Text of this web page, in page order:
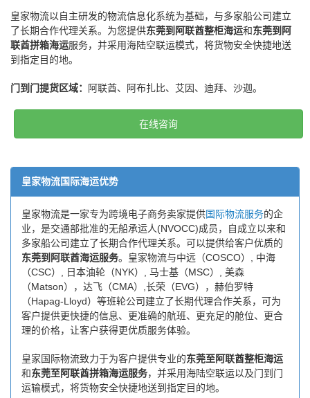
皇家物流以自主研发的物流信息化系统为基础，与多家船公司建立
了长期合作代理关系。为您提供东莞到阿联酋整柜海运和东莞到阿
联酋拼箱海运服务，并采用海陆空联运模式，将货物安全快捷地送
到指定目的地。
门到门提货区域： 阿联酋、阿布扎比、艾因、迪拜、沙迦。
在线咨询
皇家物流国际海运优势
皇家物流是一家专为跨境电子商务卖家提供国际物流服务的企
业，是交通部批准的无船承运人(NVOCC)成员，自成立以来和
多家船公司建立了长期合作代理关系。可以提供给客户优质的
东莞到阿联酋海运服务。皇家物流与中远（COSCO）, 中海
（CSC）, 日本油轮（NYK）, 马士基（MSC）, 美森
（Matson），达飞（CMA）,长荣（EVG），赫伯罗特
（Hapag-Lloyd）等班轮公司建立了长期代理合作关系，可为
客户提供更快捷的信息、更准确的航班、更充足的舱位、更合
理的价格，让客户获得更优质服务体验。
皇家国际物流致力于为客户提供专业的东莞至阿联酋整柜海运
和东莞至阿联酋拼箱海运服务，并采用海陆空联运以及门到门
运输模式，将货物安全快捷地送到指定目的地。